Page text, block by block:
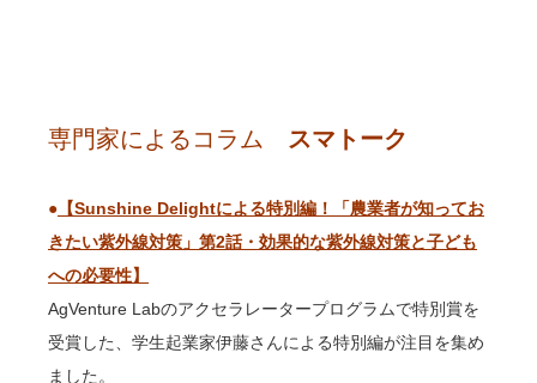
専門家によるコラム スマトーク
● 【Sunshine Delightによる特別編！「農業者が知ってお
きたい紫外線対策」第2話・効果的な紫外線対策と子ども
への必要性】
AgVenture Labのアクセラレータープログラムで特別賞を
受賞した、学生起業家伊藤さんによる特別編が注目を集め
ました。